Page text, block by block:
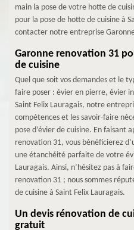
main la pose de votre hotte de
pour la pose de hotte de cuisine à
contacter notre entreprise
Garonne renovation 31
de cuisine
Quel que soit vos demandes et le
faire poser : évier en pierre, évier
Saint Felix Lauragais, notre
compétences et les savoir-faire
pose d’évier de cuisine. En faisant
renovation 31, vous bénéficierez
une étanchéité parfaite de votre
Lauragais. Ainsi, n’hésitez pas à
renovation 31 ; nous sommes
de cuisine à Saint Felix Lauragais.
Un devis rénovation de
gratuit